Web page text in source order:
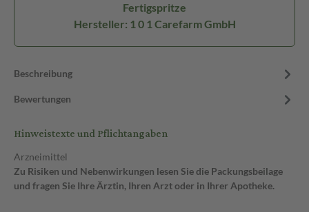
Fertigspritze
Hersteller: 1 0 1 Carefarm GmbH
Beschreibung
Bewertungen
Hinweistexte und Pflichtangaben
Arzneimittel
Zu Risiken und Nebenwirkungen lesen Sie die Packungsbeilage
und fragen Sie Ihre Ärztin, Ihren Arzt oder in Ihrer Apotheke.